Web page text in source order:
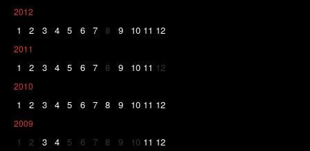
2012
1 2 3 4 5 6 7 8 9 10 11 12
2011
1 2 3 4 5 6 7 8 9 10 11 12
2010
1 2 3 4 5 6 7 8 9 10 11 12
2009
1 2 3 4 5 6 7 8 9 10 11 12